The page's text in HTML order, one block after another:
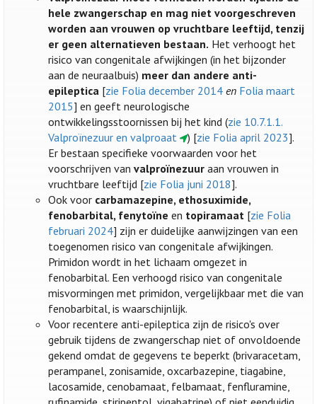
hele zwangerschap en mag niet voorgeschreven
worden aan vrouwen op vruchtbare leeftijd, tenzij
er geen alternatieven bestaan. Het verhoogt het
risico van congenitale afwijkingen (in het bijzonder
aan de neuraalbuis) meer dan andere anti-
epileptica [zie Folia december 2014 en Folia maart
2015] en geeft neurologische
ontwikkelingsstoornissen bij het kind (zie 10.7.1.1.
Valproïnezuur en valproaat
) [zie Folia april 2023].
Er bestaan specifieke voorwaarden voor het
voorschrijven vanvalproïnezuur aan vrouwen in
vruchtbare leeftijd [zie Folia juni 2018].
Ook voor carbamazepine, ethosuximide,
fenobarbital, fenytoïne en topiramaat [zie Folia
februari 2024] zijn er duidelijke aanwijzingen van een
toegenomen risico van congenitale afwijkingen.
Primidon wordt in het lichaam omgezet in
fenobarbital. Een verhoogd risico van congenitale
misvormingen met primidon, vergelijkbaar met die van
fenobarbital, is waarschijnlijk.
Voor recentere anti-epileptica zijn de risico's over
gebruik tijdens de zwangerschap niet of onvoldoende
gekend omdat de gegevens te beperkt (brivaracetam,
perampanel, zonisamide, oxcarbazepine, tiagabine,
lacosamide, cenobamaat, felbamaat, fenfluramine,